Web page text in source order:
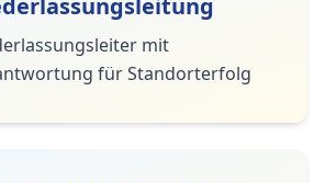
mit
für Standorterfolg